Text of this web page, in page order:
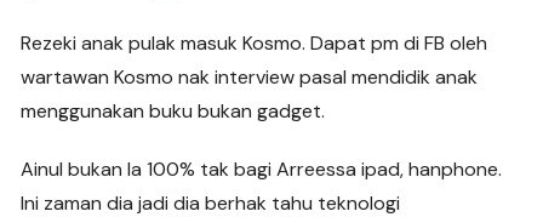
Rezeki anak pulak masuk Kosmo. Dapat pm di FB oleh
wartawan Kosmo nak interview pasal mendidik anak
menggunakan buku bukan gadget.
Ainul bukan la 100% tak bagi Arreessa ipad, hanphone.
Ini zaman dia jadi dia berhak tahu teknologi